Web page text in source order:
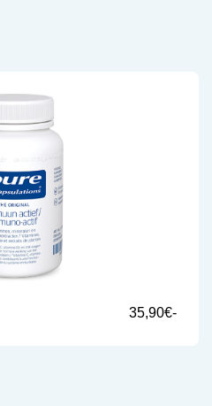
35,90€-